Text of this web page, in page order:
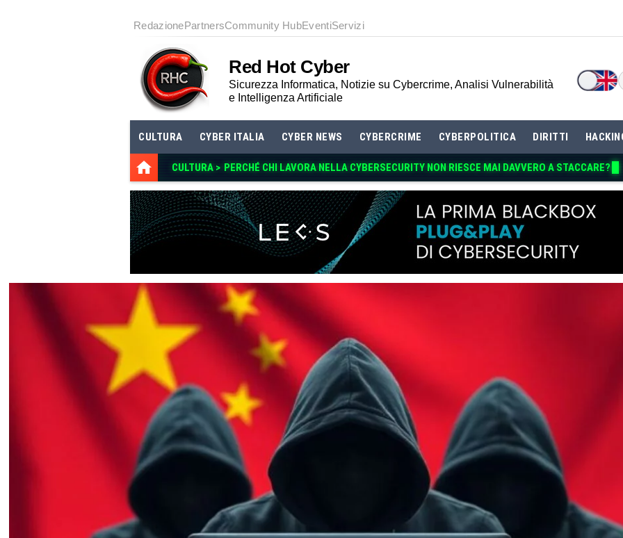
RedazionePartnersCommunity HubEventiServizi
Red Hot Cyber
Sicurezza Informatica, Notizie su Cybercrime, Analisi Vulnerabilità
e Intelligenza Artificiale
CULTURA CYBER ITALIA CYBER NEWS CYBERCRIME CYBERPOLITICA DIRITTI
CULTURA > PERCHÉ CHI LAVORA NELLA CYBERSECURITY NON RI